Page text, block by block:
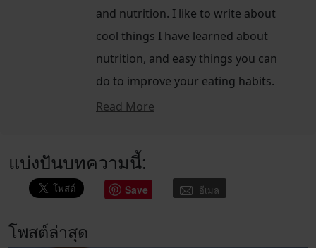
and nutrition. I like to write about
cool things I have learned about
nutrition, and easy things you can
do to improve your eating habits.
Read More
แบ่งปันบทความนี้:
Save อีเมล
โพสต์ล่าสุด